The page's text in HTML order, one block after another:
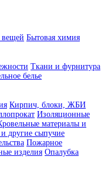
вещей Бытовая химия
Ткани и фурнитура
белье
Кирпич, блоки, ЖБИ
Изоляционные
материалы и
другие сыпучие
Пожарное
изделия Опалубка